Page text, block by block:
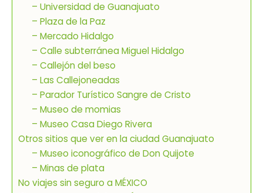
– Universidad de Guanajuato
– Plaza de la Paz
– Mercado Hidalgo
– Calle subterránea Miguel Hidalgo
– Callejón del beso
– Las Callejoneadas
– Parador Turístico Sangre de Cristo
– Museo de momias
– Museo Casa Diego Rivera
Otros sitios que ver en la ciudad Guanajuato
– Museo iconográfico de Don Quijote
– Minas de plata
No viajes sin seguro a MÉXICO